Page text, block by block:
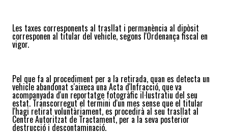
Les taxes corresponents al trasllat i permanència al dipòsit
corresponen al titular del vehicle, segons l'Ordenança fiscal en
vigor.
Pel que fa al procediment per a la retirada, quan es detecta un
vehicle abandonat s'aixeca una Acta d'Infracció, queva
acompanyada d'un reportatge fotogràfic il·lustratiu del seu
estat. Transcorregut el termini d'un mes sense que el titular
l'hagi retirat voluntàriament, es procedirà al seu trasllat al
Centre Autoritzat de Tractament, per a la seva posterior
destrucció i descontaminació.